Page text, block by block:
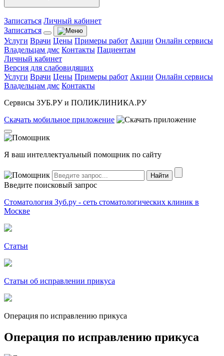
Записаться Личный кабинет
Записаться
Услуги Врачи Цены Примеры работ Акции Онлайн сервисы
Владельцам дмс Контакты Пациентам
Личный кабинет
Версия для слабовидящих
Услуги Врачи Цены Примеры работ Акции Онлайн сервисы
Владельцам дмс Контакты
Сервисы ЗУБ.РУ и ПОЛИКЛИНИКА.РУ
Скачать мобильное приложение
Я ваш интеллектуальный помощник по сайту
Введите поисковый запрос
Стоматология Зуб.ру - сеть стоматологических клиник в
Москве
Статьи
Статьи об исправлении прикуса
Операция по исправлению прикуса
Операция по исправлению прикуса